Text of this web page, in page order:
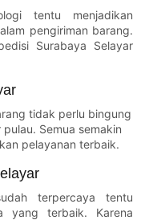
tentu menjadikan
pengiriman barang.
Surabaya Selayar
tidak perlu bingung
Semua semakin
pelayanan terbaik.
terpercaya tentu
yang terbaik. Karena